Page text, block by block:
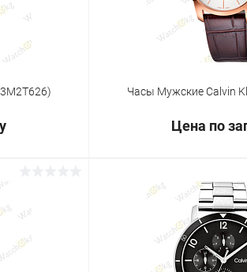
Часы Мужские Calvin
Цена по
Купить в 1 клик